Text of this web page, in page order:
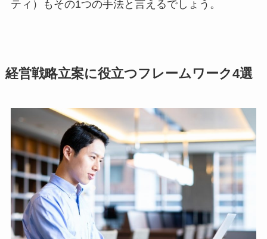
ティ）もその1つの手法と言えるでしょう。
経営戦略立案に役立つフレームワーク4選